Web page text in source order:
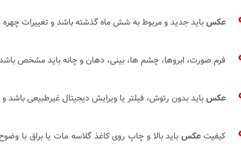
عکسباید جدید و مربوط به شش ماه گذشته باشد و تغییرات
فرم صورت، ابروها، چشم ها، بینی، دهان و چانه باید مشخص باشد
عکسباید بدون رتوش، فیلتر یا ویرایش دیجیتال غیرطبیعی باشد
کیفیتعکس باید بالا و چاپ روی کاغذ گلاسه مات یا براق با